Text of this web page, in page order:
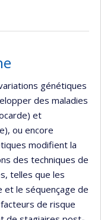
génétiques
des maladies
et
ou encore
modifient la
des techniques de
telles que les
et le séquençage de
de risque